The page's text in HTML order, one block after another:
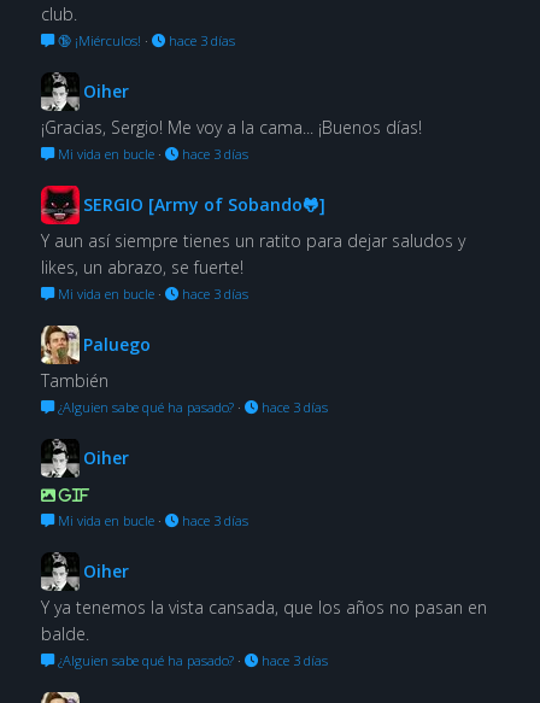
club.
🔞 ¡Miérculos! · hace 3 días
Oiher
¡Gracias, Sergio! Me voy a la cama... ¡Buenos días!
Mi vida en bucle· hace 3 días
SERGIO [Army of Sobando🐸]
Y aun así siempre tienes un ratito para dejar saludos y
likes, un abrazo, se fuerte!
Mi vida en bucle· hace 3 días
Paluego
También
¿Alguien sabe qué ha pasado?· hace 3 días
Oiher
GIF
Mi vida en bucle· hace 3 días
Oiher
Y ya tenemos la vista cansada, que los años no pasan en
balde.
¿Alguien sabe qué ha pasado?· hace 3 días